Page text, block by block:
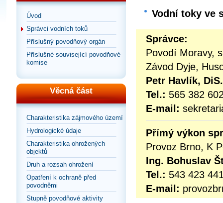
Úvod
Správci vodních toků
Příslušný povodňový orgán
Příslušné související povodňové
komise
Věcná část
Charakteristika zájmového území
Hydrologické údaje
Charakteristika ohrožených
objektů
Druh a rozsah ohrožení
Opatření k ochraně před
povodněmi
Stupně povodňové aktivity
Vodní toky ve
Správce:
Povodí Moravy,
Závod Dyje,
Petr Havlík,
Tel.: 565 382
E-mail:
Přímý výkon
Provoz Brno, K
Ing. Bohuslav
Tel.: 543 423
E-mail: